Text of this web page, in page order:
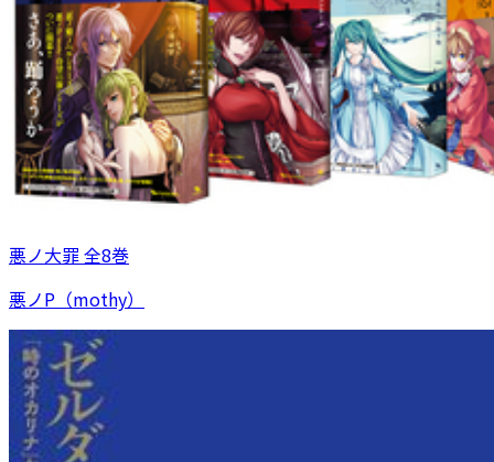
悪ノ大罪 全8巻
悪ノP（mothy）